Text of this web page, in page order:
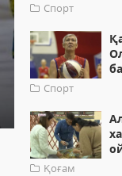
Спорт
Спорт
Қоғам